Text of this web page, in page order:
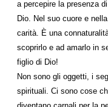
a percepire la presenza
Dio. Nel suo cuore e
carità. È una
scoprirlo e ad amarlo in
figlio di Dio!
Non sono gli oggetti, i
spirituali. Ci sono cose